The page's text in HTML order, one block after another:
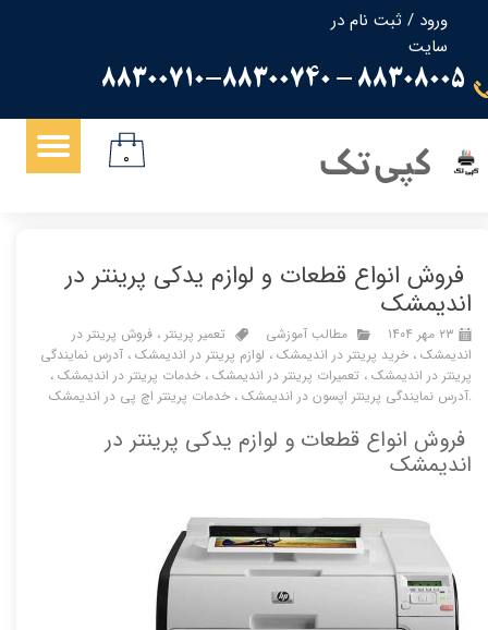
ورود / ثبت نام در
سایت
حساب کاربری من
تغییر گذر واژه
سفارشات
88308005 - 88300710-88300740
کپی تک ۰
فروش انواع قطعات و لوازم یدکی پرینتر در
اندیمشک
۲۳ مهر ۱۴۰۴ مطالب آموزشی تعمیر پرینتر ، فروش پرینتر در
اندیمشک ، خرید پرینتر در اندیمشک ، لوازم پرینتر در اندیمشک ، آدرس نمایندگی
پرینتر در اندیمشک ، تعمیرات پرینتر در اندیمشک ، خدمات پرینتر در اندیمشک ،
.آدرس نمایندگی پرینتر اپسون در اندیمشک ، خدمات پرینتر اچ پی در اندیمشک
فروش انواع قطعات و لوازم یدکی پرینتر در
اندیمشک